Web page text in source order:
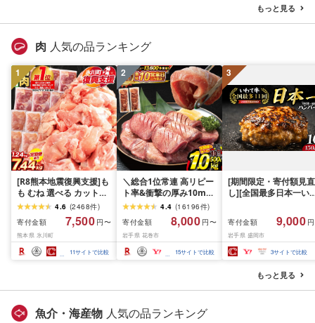
もっと見る
肉 人気の品ランキング
1
[R8熊本地震復興支援]も
も むね 選べる カット済
鶏 小分け 1万円以下 ふ
るさと納税 鶏肉 うまか
チキン [出荷時期をお選
びください]熊本県産 肉
定期便 とり とり肉 とり
むね 鳥もも肉 小分けバ
4.6 (2468件)
寄付金額
7,500 円〜
熊本県 氷川町
11サイトで比較
2
＼総合1位常連 高リピー
ト率&衝撃の厚み10mm
厚切り牛タン 塩味/ ≪ス
ピード発送!!10営業日以
内発送≫ 選べる内容量
500g / 1kg 定期便 毎月
届く 牛肉 肉 BBQ ふるさ
と 人気 ランキング 岩手
4.4 (16196件)
寄付金額
8,000 円〜
岩手県 花巻市
15サイトで比較
3
[期間限定・寄付額見直
し][全国最多日本一い
1.5kg(150g×10個) い
て牛 × 岩中豚 ハンバー
グ 合挽き 合い挽き 黒
和牛 人気 冷凍 個包装
分け 冷凍 牛肉 豚肉 和
ビーフ ポーク はんば
ぐ 挽肉 お肉 ミンチ 肉
お弁当 hannba-gu ラ
寄付金額 9,000
岩手県 盛岡市
3サイトで比較
もっと見る
魚介・海産物 人気の品ランキング